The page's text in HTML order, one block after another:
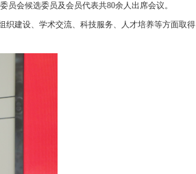
会候选委员及会员代表共80余人出席会议。
建设、学术交流、科技服务、人才培养等方面取得